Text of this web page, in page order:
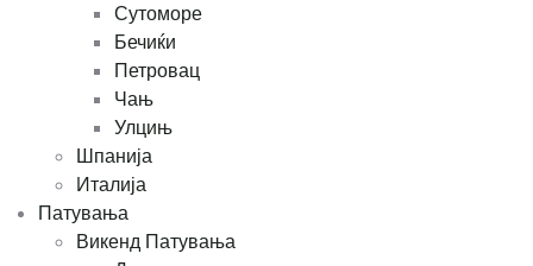
Сутоморе
Бечиќи
Петровац
Чањ
Улцињ
Шпанија
Италија
Патувања
Викенд Патувања